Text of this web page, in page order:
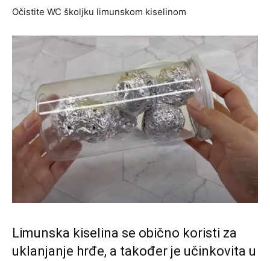
Očistite WC školjku limunskom kiselinom
Limunska kiselina se obično koristi za
uklanjanje hrđe, a također je učinkovita u